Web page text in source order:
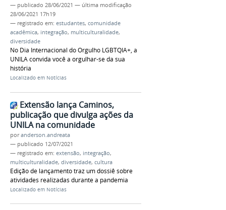
— publicado 28/06/2021 — última modificação
28/06/2021 17h19
— registrado em: estudantes, comunidade
acadêmica, integração, multiculturalidade,
diversidade
No Dia Internacional do Orgulho LGBTQIA+, a
UNILA convida você a orgulhar-se da sua
história
Localizado em Notícias
Extensão lança Caminos,
publicação que divulga ações da
UNILA na comunidade
poranderson.andreata
— publicado 12/07/2021
— registrado em: extensão, integração,
multiculturalidade, diversidade, cultura
Edição de lançamento traz um dossiê sobre
atividades realizadas durante a pandemia
Localizado em Notícias